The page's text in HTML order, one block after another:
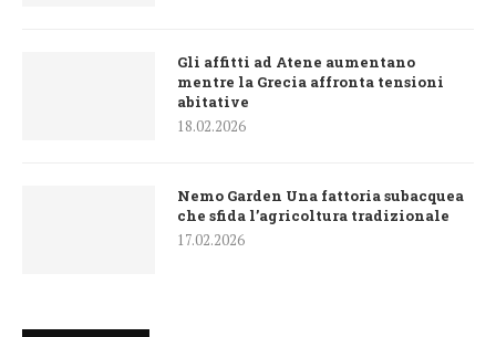
Gli affitti ad Atene aumentano
mentre la Grecia affronta tensioni
abitative
18.02.2026
Nemo Garden Una fattoria subacquea
che sfida l’agricoltura tradizionale
17.02.2026